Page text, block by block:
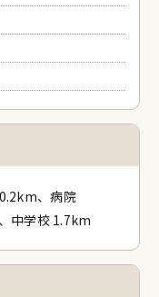
、病院
中学校 1.7km